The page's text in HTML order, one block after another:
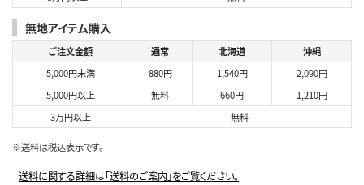
無地アイテム購入
ご注文金額 通常 北海道
沖縄
5,000円未満
880円 1,540円
2,090円
5,000円以上
無料 660円
1,210円
3万円以上
無料
※送料は税込表示です。
送料に関する詳細は「送料のご案内」をご覧ください。